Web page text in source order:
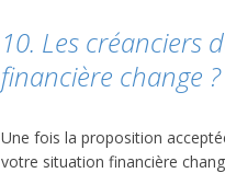
10. Les créanciers
financière change ?
Une fois la proposition
votre situation financière